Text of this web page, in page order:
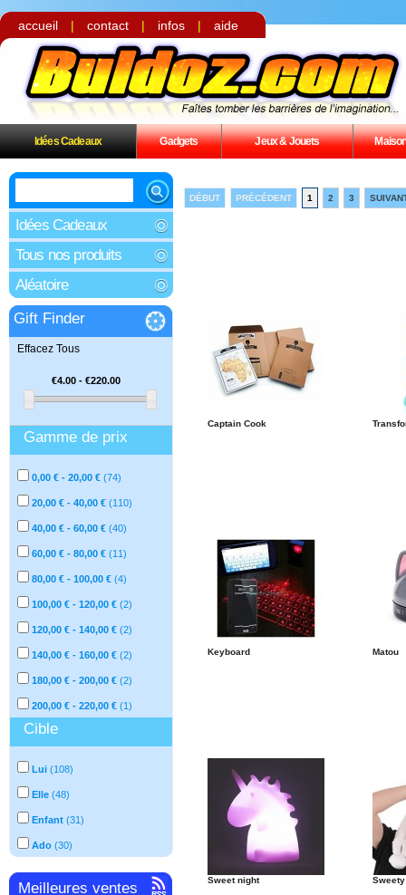
accueil | contact | infos | aide
Idées Cadeaux Gadgets Jeux & Jouets
Idées Cadeaux
Tous nos produits
Aléatoire
Gift Finder
Gamme de prix
0,00 € - 20,00 € (74)
20,00 € - 40,00 € (110)
40,00 € - 60,00 € (40)
60,00 € - 80,00 € (11)
80,00 € - 100,00 € (4)
100,00 € - 120,00 € (2)
120,00 € - 140,00 € (2)
140,00 € - 160,00 € (2)
180,00 € - 200,00 € (2)
200,00 € - 220,00 € (1)
Cible
Lui (108)
Elle (48)
Enfant (31)
Ado (30)
Meilleures ventes
DÉBUT PRÉCÉDENT 1 2 3
Captain Cook
Keyboard Matou
Sweet night Sweety